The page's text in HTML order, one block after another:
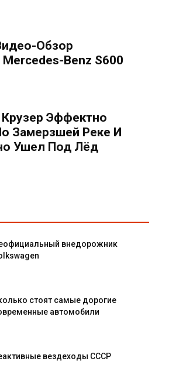
Обзор
Benz S600
Эффектно
Замерзшей Реке И
Ушел Под Лёд
внедорожник
стоят самые дорогие
автомобили
вездеходы СССР